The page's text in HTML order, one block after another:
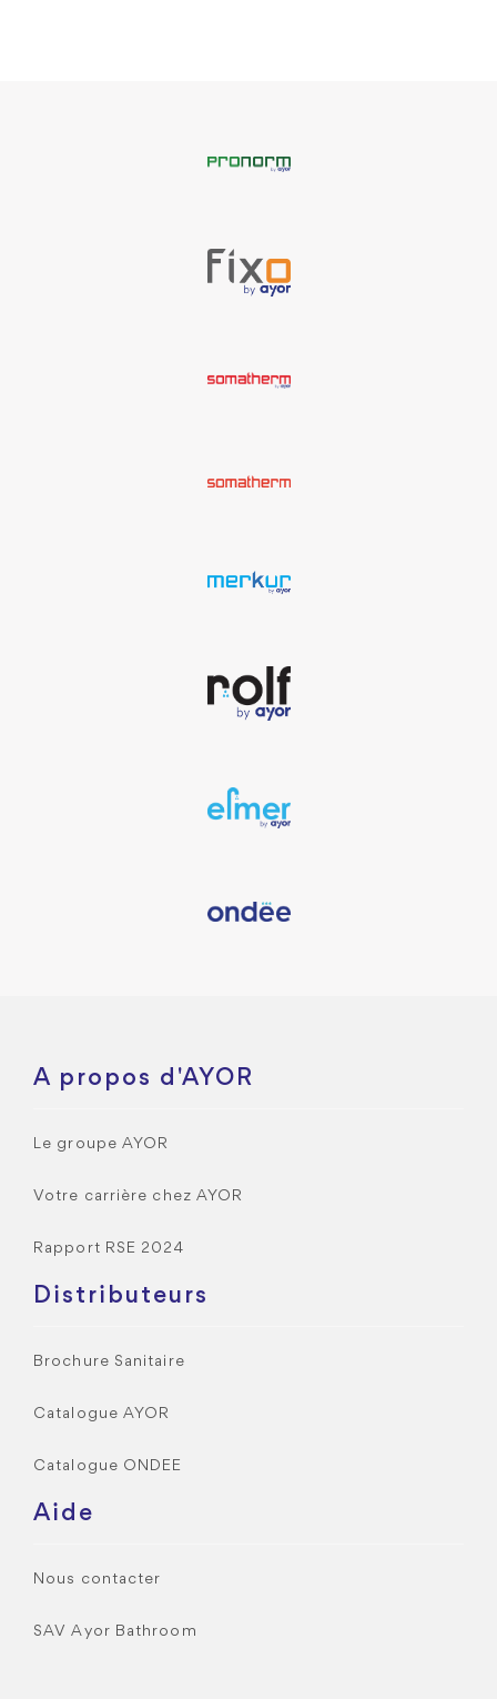
A propos d'AYOR
Le groupe AYOR
Votre carrière chez AYOR
Rapport RSE 2024
Distributeurs
Brochure Sanitaire
Catalogue AYOR
Catalogue ONDEE
Aide
Nous contacter
SAV Ayor Bathroom